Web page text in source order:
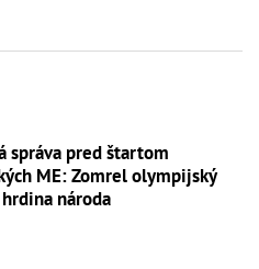
správa pred štartom
ME: Zomrel olympijský
národa